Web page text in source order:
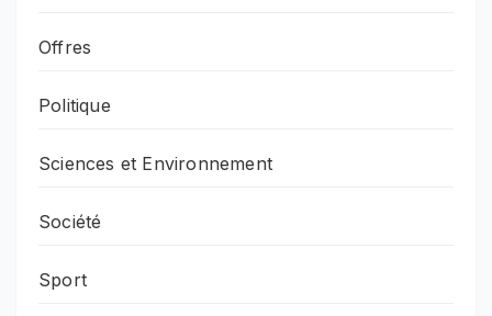
Offres
Politique
Sciences et Environnement
Société
Sport